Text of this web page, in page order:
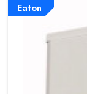
Eaton